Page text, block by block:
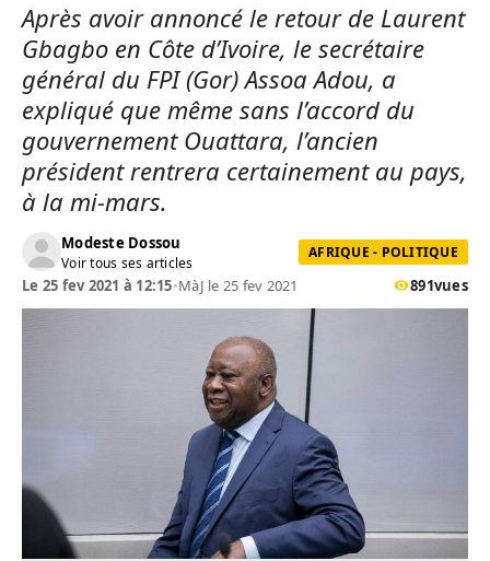
Après avoir annoncé le retour de Laurent
Gbagbo en Côte d’Ivoire, le secrétaire
général du FPI (Gor) Assoa Adou, a
expliqué que même sans l’accord du
gouvernement Ouattara, l’ancien
président rentrera certainement au pays,
à la mi-mars.
Modeste Dossou
Voir tous ses articles
AFRIQUE - POLITIQUE
Le 25 fev 2021 à 12:15•MàJ le 25 fev 2021 891vues